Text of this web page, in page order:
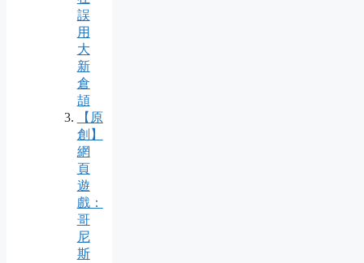
誤
用
大
新
倉
頡
【原
創】
網
頁
遊
戲：
哥
尼
斯